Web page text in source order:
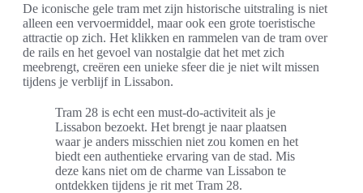
De iconische gele tram met zijn historische uitstraling is niet
alleen een vervoermiddel, maar ook een grote toeristische
attractie op zich. Het klikken en rammelen van de tram over
de rails en het gevoel van nostalgie dat het met zich
meebrengt, creëren een unieke sfeer die je niet wilt missen
tijdens je verblijf in Lissabon.
Tram 28 is echt een must-do-activiteit als je
Lissabon bezoekt. Het brengt je naar plaatsen
waar je anders misschien niet zou komen en het
biedt een authentieke ervaring van de stad. Mis
deze kans niet om de charme van Lissabon te
ontdekken tijdens je rit met Tram 28.